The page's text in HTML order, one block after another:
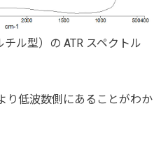
ル型）の ATR スペクトル
り低波数側にあることがわか